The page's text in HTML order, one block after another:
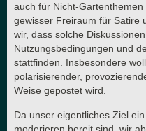
auch für Nicht-
gewisser Freiraum für Satire
wir, dass solche
Nutzungsbedingungen und
stattfinden. Insbesondere
polarisierender,
Weise gepostet wird.
Da unser eigentliches Ziel